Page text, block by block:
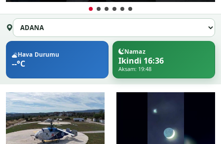
Hava Durumu
--°C
Namaz
Ikindi 16:36
Aksam: 19:48